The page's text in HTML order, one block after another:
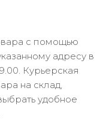
с помощью
адресу в
Курьерская
на склад,
удобное